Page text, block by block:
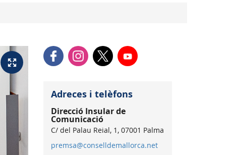
Adreces i telèfons
Direcció Insular de
Comunicació
C/ del Palau Reial, 1, 07001 Palma
premsa@conselldemallorca.net